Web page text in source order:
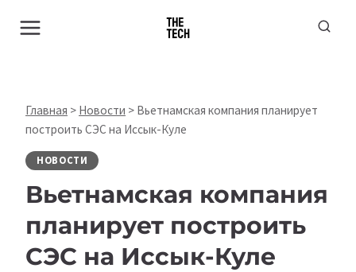
Главная > Новости > Вьетнамская компания планирует
построить СЭС на Иссык-Куле
НОВОСТИ
Вьетнамская компания
планирует построить
СЭС на Иссык-Куле